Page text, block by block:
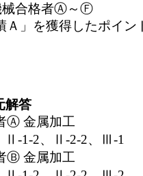
械合格者Ⓐ～Ⓕ
を獲得したポイン
解答
Ⓐ 金属加工
2、Ⅱ-2-2、Ⅲ-1
Ⓑ 金属加工